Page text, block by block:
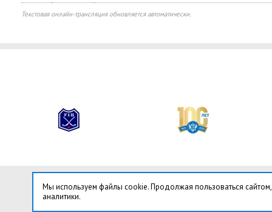
Текстовая онлайн-трансляция обновляется автоматически.
Мы используем файлы cookie. Продолжая пользоваться
аналитики.